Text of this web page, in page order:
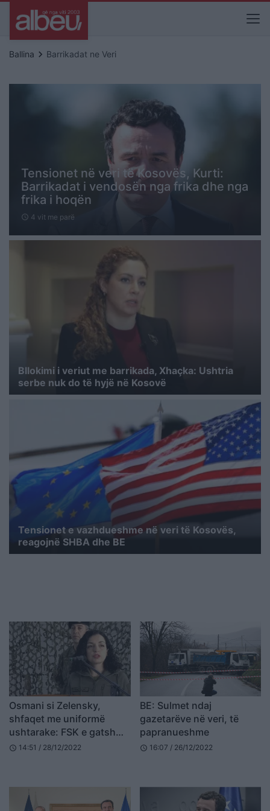
Ballina keyboard_arrow_right Barrikadat ne Veri
Tensionet në veri të Kosovës, Kurti:
Barrikadat i vendosën nga frika dhe nga
frika i hoqën
schedule 4 vit me parë
Bllokimi i veriut me barrikada, Xhaçka: Ushtria
serbe nuk do të hyjë në Kosovë
Tensionet e vazhdueshme në veri të Kosovës,
reagojnë SHBA dhe BE
Osmani si Zelensky,
shfaqet me uniformë
ushtarake: FSK e gatshme
dhe e përgatitur
schedule 14:51 / 28/12/2022
BE: Sulmet ndaj
gazetarëve në veri, të
papranueshme
schedule 16:07 / 26/12/2022